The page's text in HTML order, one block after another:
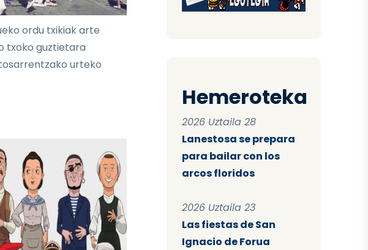
ordu txikiak arte
txoko guztietara
urteko
Hemeroteka
2026 Uztaila 28
Lanestosa se prepara
para bailar con los
arcos floridos
2026 Uztaila 23
Las fiestas de San
Ignacio de Forua